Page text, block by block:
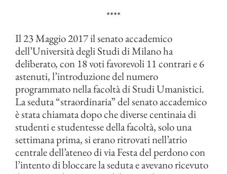
****
Il 23 Maggio 2017 il senato accademico
dell’Università degli Studi di Milano ha
deliberato, con 18 voti favorevoli 11 contrari e 6
astenuti, l’introduzione del numero
programmato nella facoltà di Studi Umanistici.
La seduta “straordinaria” del senato accademico
è stata chiamata dopo che diverse centinaia di
studenti e studentesse della facoltà, solo una
settimana prima, si erano ritrovati nell’atrio
centrale dell’ateneo di via Festa del perdono con
l’intento di bloccare la seduta e avevano ricevuto